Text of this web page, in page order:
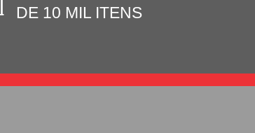
DE 10 MIL ITENS